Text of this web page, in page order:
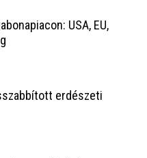
USA, EU,
erdészeti